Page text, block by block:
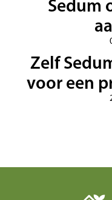
Sedum
Zelf
voor een